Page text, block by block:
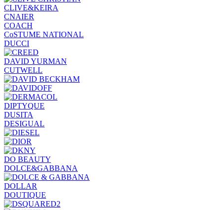
CLIVE&KEIRA
CNAIER
COACH
CoSTUME NATIONAL
DUCCI
DAVID YURMAN
CUTWELL
DIPTYQUE
DUSITA
DESIGUAL
DO BEAUTY
DOLCE&GABBANA
DOLLAR
DOUTIQUE